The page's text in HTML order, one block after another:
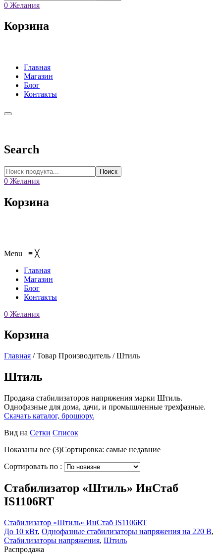
0 Желания
Корзина
Главная
Магазин
Блог
Контакты
Search
Поиск
0 Желания
Корзина
Menu ≡ ╳
Главная
Магазин
Блог
Контакты
0 Желания
Корзина
Главная /Товар Производитель /Штиль
Штиль
Продажа стабилизаторов напряжения марки Штиль.
Однофазные для дома, дачи, и промышленные трехфазные.
Скачать каталог, брошюру.
Вид на Сетки Список
Показаны все (3)Сортировка: самые недавние
Сортировать по :
Стабилизатор «Штиль» ИнСтаб
IS1106RT
Стабилизатор «Штиль» ИнСтаб IS1106RT
До 10 кВт, Однофазные стабилизаторы напряжения на 220 В,
Стабилизаторы напряжения, Штиль
Распродажа